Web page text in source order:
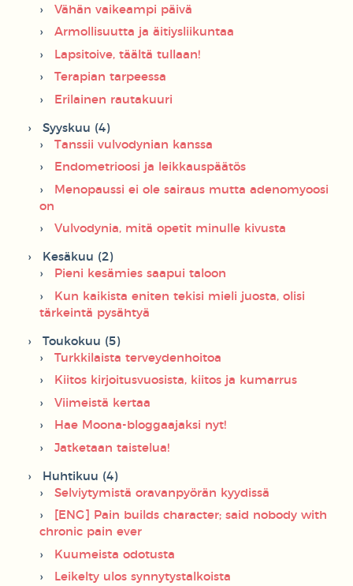
Vähän vaikeampi päivä
Armollisuutta ja äitiysliikuntaa
Lapsitoive, täältä tullaan!
Terapian tarpeessa
Erilainen rautakuuri
Syyskuu (4)
Tanssii vulvodynian kanssa
Endometrioosi ja leikkauspäätös
Menopaussi ei ole sairaus mutta adenomyoosi
on
Vulvodynia, mitä opetit minulle kivusta
Kesäkuu (2)
Pieni kesämies saapui taloon
Kun kaikista eniten tekisi mieli juosta, olisi
tärkeintä pysähtyä
Toukokuu (5)
Turkkilaista terveydenhoitoa
Kiitos kirjoitusvuosista, kiitos ja kumarrus
Viimeistä kertaa
Hae Moona-bloggaajaksi nyt!
Jatketaan taistelua!
Huhtikuu (4)
Selviytymistä oravanpyörän kyydissä
[ENG] Pain builds character; said nobody with
chronic pain ever
Kuumeista odotusta
Leikelty ulos synnytystalkoista